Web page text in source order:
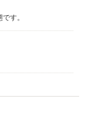
す。